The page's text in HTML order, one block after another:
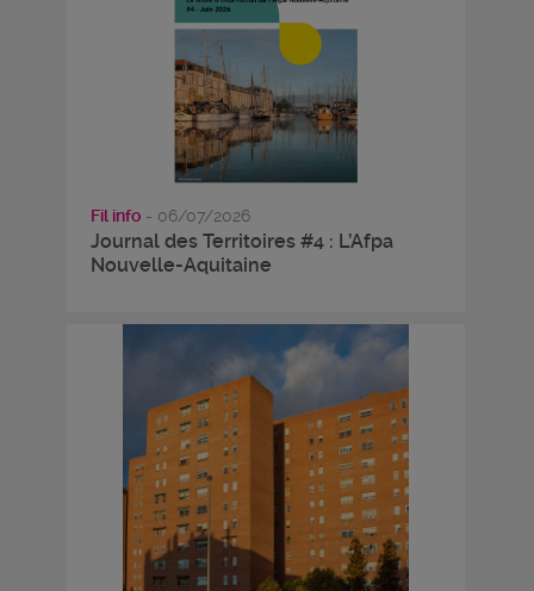
Fil info - 06/07/2026
Journal des Territoires #4 : L’Afpa
Nouvelle-Aquitaine